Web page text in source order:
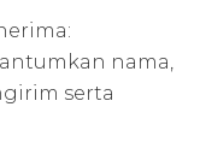
nama,
serta